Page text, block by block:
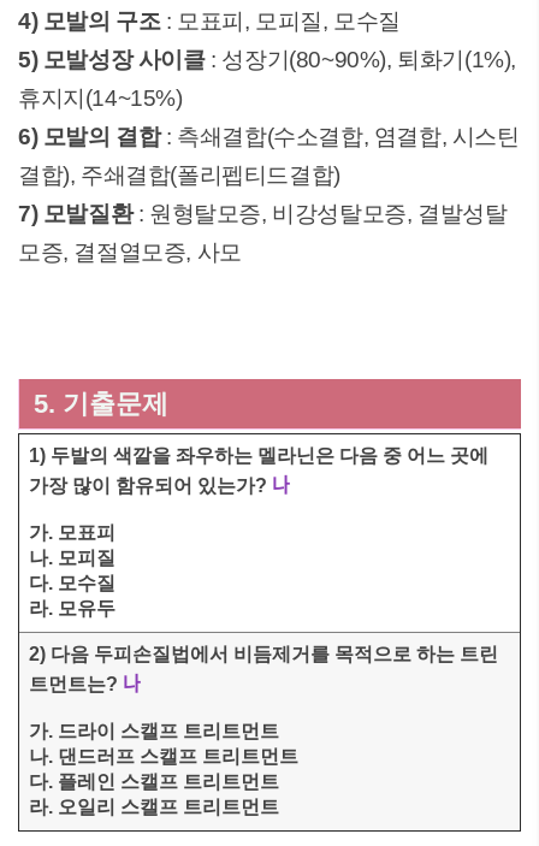
4) 모발의 구조 : 모표피, 모피질, 모수질
5) 모발성장 사이클: 성장기(80~90%), 퇴화기(1%),
휴지지(14~15%)
6) 모발의 결합: 측쇄결합(수소결합, 염결합, 시스틴
결합), 주쇄결합(폴리펩티드결합)
7) 모발질환: 원형탈모증, 비강성탈모증, 결발성탈
모증, 결절열모증, 사모
5. 기출문제
1) 두발의 색깔을 좌우하는 멜라닌은 다음 중 어느 곳에
가장 많이 함유되어 있는가? 나
가. 모표피
나. 모피질
다. 모수질
라. 모유두
2) 다음 두피손질법에서 비듬제거를 목적으로 하는 트린
트먼트는? 나
가. 드라이 스캘프 트리트먼트
나. 댄드러프 스캘프 트리트먼트
다. 플레인 스캘프 트리트먼트
라. 오일리 스캘프 트리트먼트